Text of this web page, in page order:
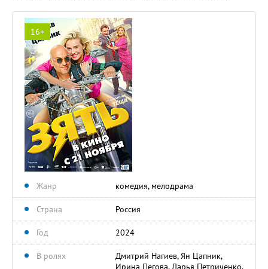
16+
Жанр комедия, мелодрама
Страна Россия
Год 2024
В ролях
Дмитрий Нагиев, Ян Цапник,
Ирина Пегова, Дарья Петриченко,